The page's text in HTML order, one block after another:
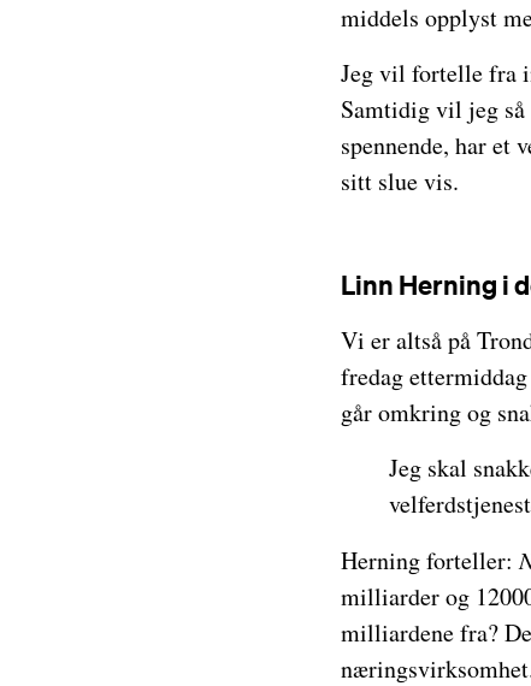
middels opplyst
Jeg vil fortelle fra
Samtidig vil jeg så
spennende, har et
sitt slue vis.
Linn Herning i
Vi er altså på
fredag
går omkring og
Jeg skal
Herning forteller:
milliarder og
milliardene fra?